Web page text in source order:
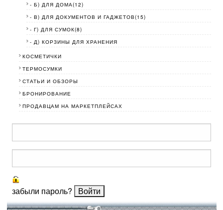
- Б) ДЛЯ ДОМА(12)
- В) ДЛЯ ДОКУМЕНТОВ И ГАДЖЕТОВ(15)
- Г) ДЛЯ СУМОК(8)
- Д) КОРЗИНЫ ДЛЯ ХРАНЕНИЯ
КОСМЕТИЧКИ
ТЕРМОСУМКИ
СТАТЬИ И ОБЗОРЫ
БРОНИРОВАНИЕ
ПРОДАВЦАМ НА МАРКЕТПЛЕЙСАХ
забыли пароль?